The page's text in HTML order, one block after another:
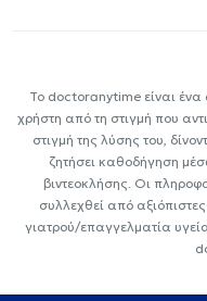
Το doctoranytime είναι ένα
χρήστη από τη στιγμή που
στιγμή της λύσης του,
ζητήσει καθοδήγηση
βιντεοκλήσης. Οι
συλλεχθεί από
γιατρού/επαγγελματία